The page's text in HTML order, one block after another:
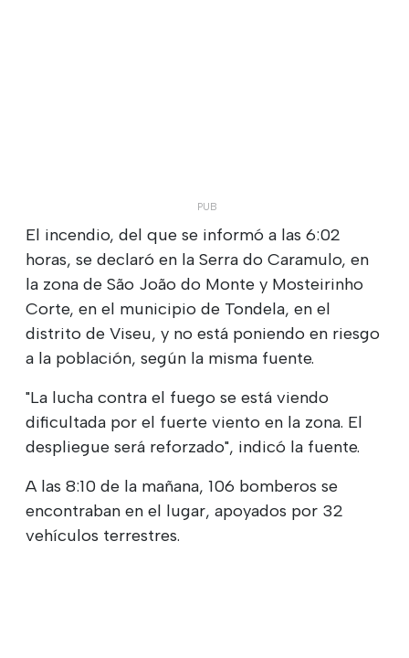
El incendio, del que se informó a las 6:02
horas, se declaró en la Serra do Caramulo, en
la zona de São João do Monte y Mosteirinho
Corte, en el municipio de Tondela, en el
distrito de Viseu, y no está poniendo en riesgo
a la población, según la misma fuente.
"La lucha contra el fuego se está viendo
dificultada por el fuerte viento en la zona. El
despliegue será reforzado", indicó la fuente.
A las 8:10 de la mañana, 106 bomberos se
encontraban en el lugar, apoyados por 32
vehículos terrestres.